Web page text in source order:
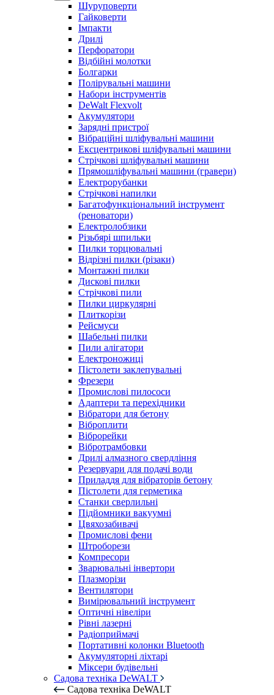
Шуруповерти
Гайковерти
Імпакти
Дрилі
Перфоратори
Відбійні молотки
Болгарки
Полірувальні машини
Набори інструментів
DeWalt Flexvolt
Акумулятори
Зарядні пристрої
Вібраційні шліфувальні машини
Ексцентрикові шліфувальні машини
Стрічкові шліфувальні машини
Прямошліфувальні машини (гравери)
Електрорубанки
Стрічкові напилки
Багатофункціональний інструмент
(реноватори)
Електролобзики
Різьбярі шпильки
Пилки торцювальні
Відрізні пилки (різаки)
Монтажні пилки
Дискові пилки
Стрічкові пили
Пилки циркулярні
Плиткорізи
Рейсмуси
Шабельні пилки
Пили алігатори
Електроножиці
Пістолети заклепувальні
Фрезери
Промислові пилососи
Адаптери та перехідники
Вібратори для бетону
Віброплити
Віброрейки
Вібротрамбовки
Дрилі алмазного свердління
Резервуари для подачі води
Приладдя для вібраторів бетону
Пістолети для герметика
Станки сверлильні
Підйомники вакуумні
Цвяхозабивачі
Промислові фени
Штроборези
Компресори
Зварювальні інвертори
Плазморізи
Вентилятори
Вимірювальний інструмент
Оптичні нівеліри
Рівні лазерні
Радіоприймачі
Портативні колонки Bluetooth
Акумуляторні ліхтарі
Міксери будівельні
Садова техніка DeWALT
Садова техніка DeWALT